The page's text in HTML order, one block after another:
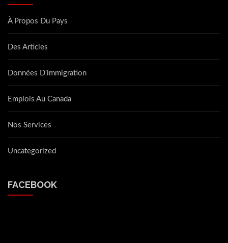
À Propos Du Pays
Des Articles
Données D'immigration
Emplois Au Canada
Nos Services
Uncategorized
FACEBOOK